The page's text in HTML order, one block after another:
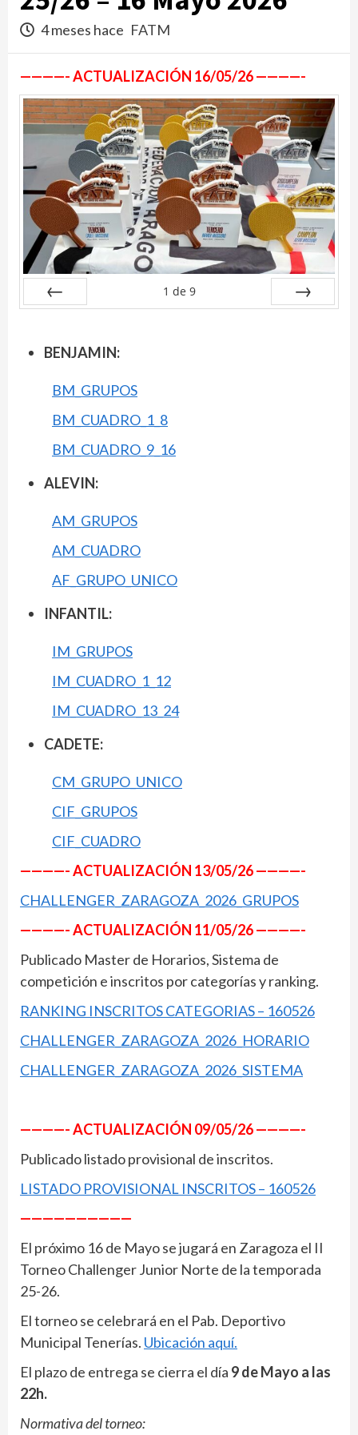
4 meses hace FATM
————- ACTUALIZACIÓN 16/05/26 ————-
1 de 9
BENJAMIN:
BM_GRUPOS
BM_CUADRO_1_8
BM_CUADRO_9_16
ALEVIN:
AM_GRUPOS
AM_CUADRO
AF_GRUPO_UNICO
INFANTIL:
IM_GRUPOS
IM_CUADRO_1_12
IM_CUADRO_13_24
CADETE:
CM_GRUPO_UNICO
CIF_GRUPOS
CIF_CUADRO
————- ACTUALIZACIÓN 13/05/26 ————-
CHALLENGER_ZARAGOZA_2026_GRUPOS
————- ACTUALIZACIÓN 11/05/26 ————-
Publicado Master de Horarios, Sistema de
competición e inscritos por categorías y ranking.
RANKING INSCRITOS CATEGORIAS – 160526
CHALLENGER_ZARAGOZA_2026_HORARIO
CHALLENGER_ZARAGOZA_2026_SISTEMA
————- ACTUALIZACIÓN 09/05/26 ————-
Publicado listado provisional de inscritos.
LISTADO PROVISIONAL INSCRITOS – 160526
——————————
El próximo 16 de Mayo se jugará en Zaragoza el II
Torneo Challenger Junior Norte de la temporada
25-26.
El torneo se celebrará en el Pab. Deportivo
Municipal Tenerías. Ubicación aquí.
El plazo de entrega se cierra el día 9 de Mayo a las
22h.
Normativa del torneo: